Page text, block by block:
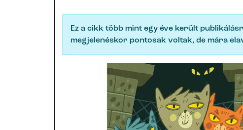
Ez a cikk több mint egy éve került
megjelenéskor pontosak voltak, de mára